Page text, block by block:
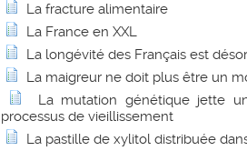
La fracture alimentaire
La France en XXL
La longévité des Français est
La maigreur ne doit plus être un
La mutation génétique jette
processus de vieillissement
La pastille de xylitol distribuée